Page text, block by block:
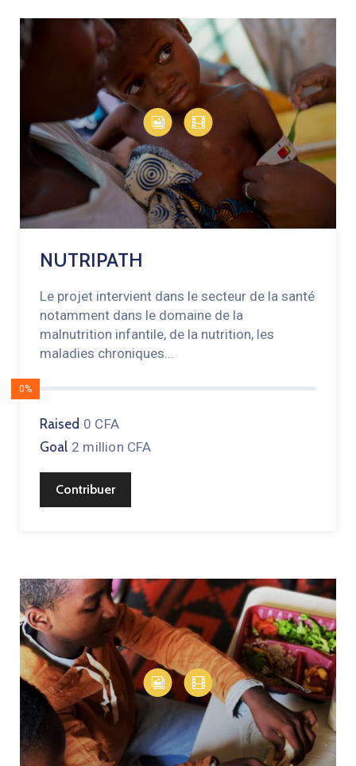
NUTRIPATH
Le projet intervient dans le secteur de la santé
notamment dans le domaine de la
malnutrition infantile, de la nutrition, les
maladies chroniques...
0%
Raised 0 CFA
Goal 2 million CFA
Contribuer